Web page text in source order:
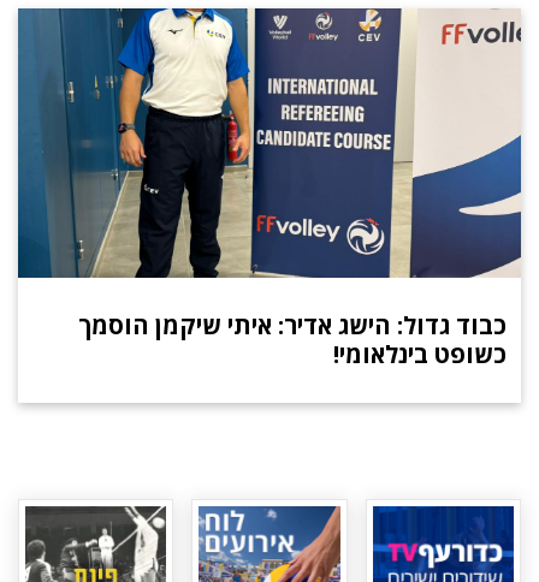
כבוד גדול: הישג אדיר: איתי שיקמן הוסמך
כשופט בינלאומי!